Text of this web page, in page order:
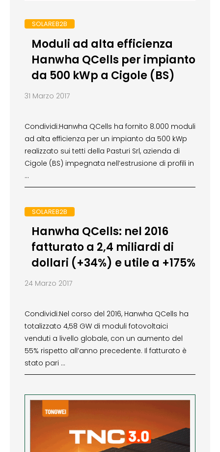
SOLAREB2B
Moduli ad alta efficienza
Hanwha QCells per impianto
da 500 kWp a Cigole (BS)
31 Marzo 2017
Condividi:Hanwha QCells ha fornito 8.000 moduli
ad alta efficienza per un impianto da 500 kWp
realizzato sui tetti della Pasturi Srl, azienda di
Cigole (BS) impegnata nell’estrusione di profili in
…
SOLAREB2B
Hanwha QCells: nel 2016
fatturato a 2,4 miliardi di
dollari (+34%) e utile a +175%
24 Marzo 2017
Condividi:Nel corso del 2016, Hanwha QCells ha
totalizzato 4,58 GW di moduli fotovoltaici
venduti a livello globale, con un aumento del
55% rispetto all’anno precedente. Il fatturato è
stato pari …